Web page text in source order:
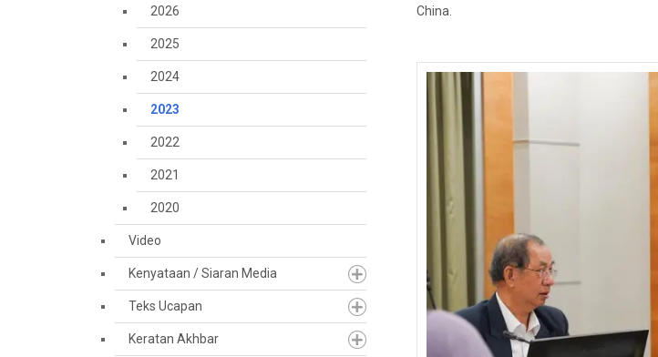
2026
2025
2024
2023
2022
2021
2020
Video
Kenyataan / Siaran Media
Teks Ucapan
Keratan Akhbar
China.